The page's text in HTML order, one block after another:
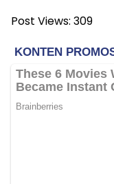
Post Views: 309